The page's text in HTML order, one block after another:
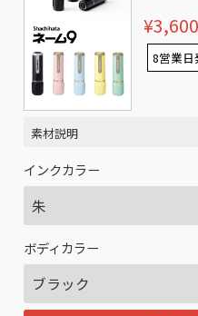
¥3,600
8営業日
素材説明
インクカラー
ボディカラー